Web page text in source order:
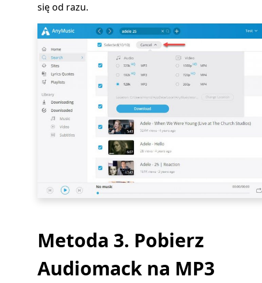
się od razu.
Metoda 3. Pobierz
Audiomack na MP3